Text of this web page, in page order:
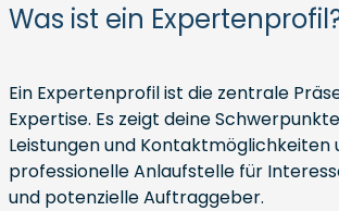
Was ist ein
Ein Expertenprofil ist die zentrale
Expertise. Es zeigt deine
Leistungen und Kontaktmöglichkeiten
professionelle Anlaufstelle für
und potenzielle Auftraggeber.